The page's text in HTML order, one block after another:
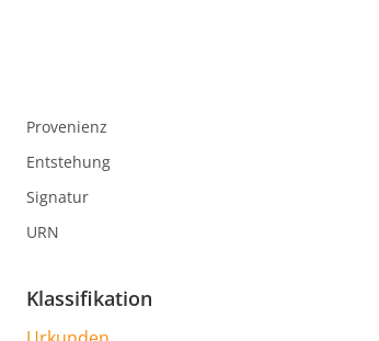
Provenienz
Entstehung
Signatur
URN
Klassifikation